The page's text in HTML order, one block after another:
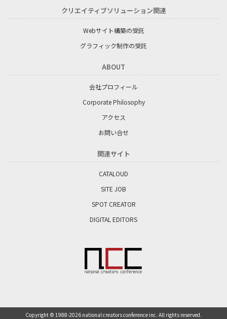
クリエイティブソリューション関連
Webサイト構築の受託
グラフィック制作の受託
ABOUT
会社プロフィール
Corporate Philosophy
アクセス
お問い合せ
関連サイト
CATALOUD
SITE JOB
SPOT CREATOR
DIGITAL EDITORS
Copyright © 1988-2026 national creators conference inc. All rights reserved.